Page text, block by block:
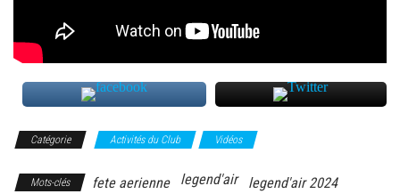
Catégorie Activités du Club Vidéos
Mots-clés fete aerienne legend'air
legend'air 2024